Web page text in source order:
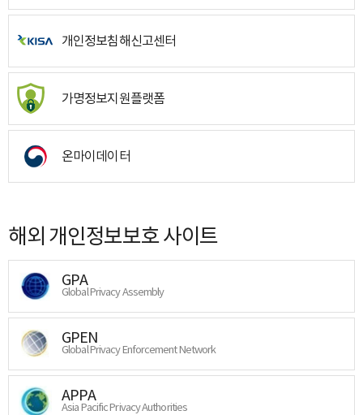
개인정보침해신고센터
가명정보지원플랫폼
온마이데이터
해외 개인정보보호 사이트
GPA
Global Privacy Assembly
GPEN
Global Privacy Enforcement Network
APPA
Asia Pacific Privacy Authorities